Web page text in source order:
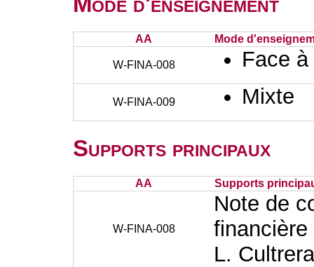
AA Mode
W-FINA-008 Face
W-FINA-009 Mixte
Supports principaux
AA Supports
W-FINA-008
Note de
L.